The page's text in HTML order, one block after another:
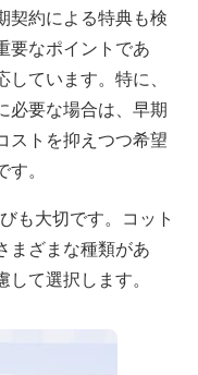
契約による特典も検
要なポイントであ
ています。特に、
必要な場合は、早期
ストを抑えつつ希望
。
も大切です。コット
まざまな種類があ
て選択します。